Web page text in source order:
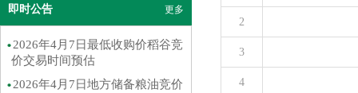
即时公告 更多
2026年4月7日最低收购价稻谷竞
价交易时间预估
2026年4月7日地方储备粮油竞价
2
3
4